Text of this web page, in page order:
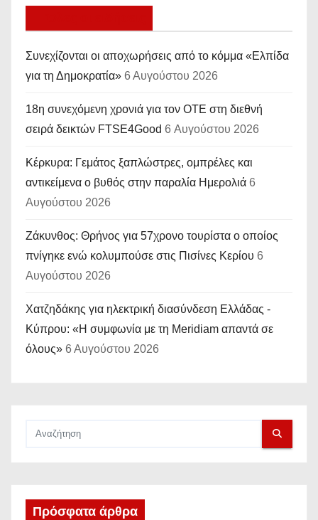
Συνεχίζονται οι αποχωρήσεις από το κόμμα «Ελπίδα
για τη Δημοκρατία» 6 Αυγούστου 2026
18η συνεχόμενη χρονιά για τον ΟΤΕ στη διεθνή
σειρά δεικτών FTSE4Good 6 Αυγούστου 2026
Κέρκυρα: Γεμάτος ξαπλώστρες, ομπρέλες και
αντικείμενα ο βυθός στην παραλία Ημερολιά 6
Αυγούστου 2026
Ζάκυνθος: Θρήνος για 57χρονο τουρίστα ο οποίος
πνίγηκε ενώ κολυμπούσε στις Πισίνες Κερίου 6
Αυγούστου 2026
Χατζηδάκης για ηλεκτρική διασύνδεση Ελλάδας -
Κύπρου: «Η συμφωνία με τη Meridiam απαντά σε
όλους» 6 Αυγούστου 2026
Πρόσφατα άρθρα